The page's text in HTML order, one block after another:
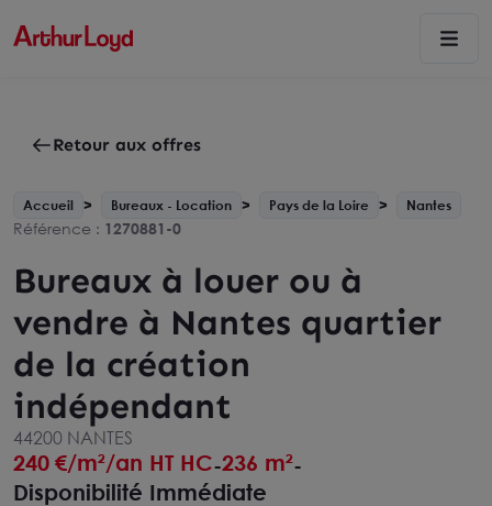
Retour aux offres
Accueil Bureaux - Location Pays de la Loire Nantes
Référence : 1270881-0
Bureaux à louer ou à
vendre à Nantes quartier
de la création
indépendant
44200 NANTES
240 €/m²/an HT HC-236 m²-
Disponibilité Immédiate